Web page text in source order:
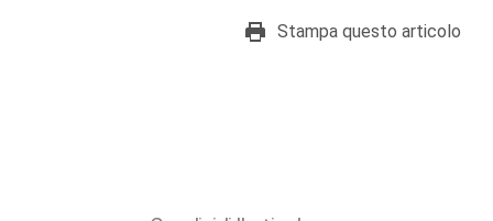
Stampa questo articolo